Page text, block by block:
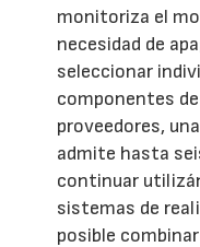
monitoriza el
necesidad de
seleccionar
componentes
proveedores,
admite hasta
continuar
sistemas de
posible